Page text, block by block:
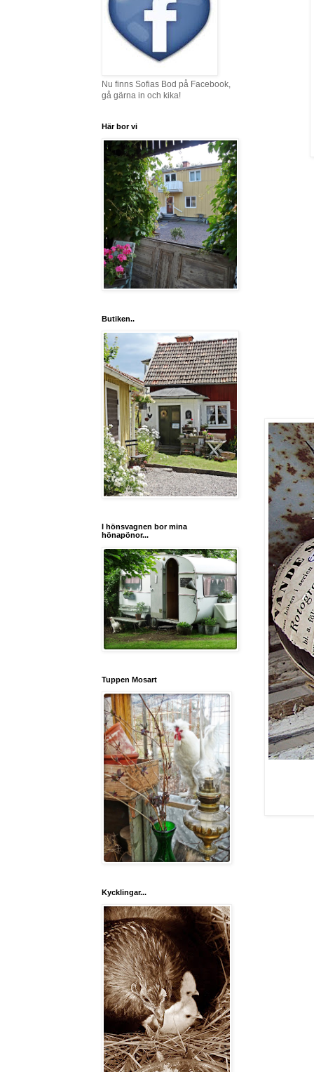
Nu finns Sofias Bod på Facebook,
gå gärna in och kika!
Här bor vi
Butiken..
I hönsvagnen bor mina
hönapönor...
Tuppen Mosart
Kycklingar...